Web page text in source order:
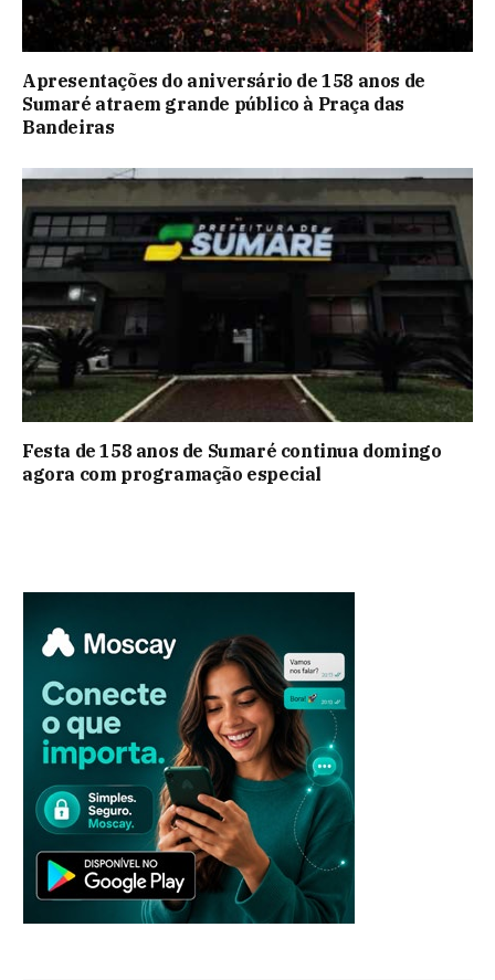
Apresentações do aniversário de 158 anos de
Sumaré atraem grande público à Praça das
Bandeiras
Festa de 158 anos de Sumaré continua domingo
agora com programação especial